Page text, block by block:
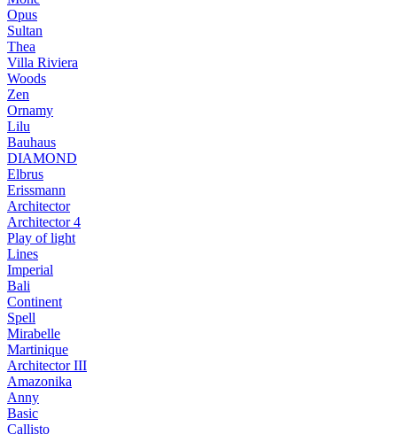
Opus
Sultan
Thea
Villa Riviera
Woods
Zen
Ornamy
Lilu
Bauhaus
DIAMOND
Elbrus
Erissmann
Architector
Architector 4
Play of light
Lines
Imperial
Bali
Continent
Spell
Mirabelle
Martinique
Architector III
Amazonika
Anny
Basic
Callisto